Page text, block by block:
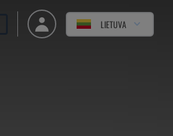
LIETUVA